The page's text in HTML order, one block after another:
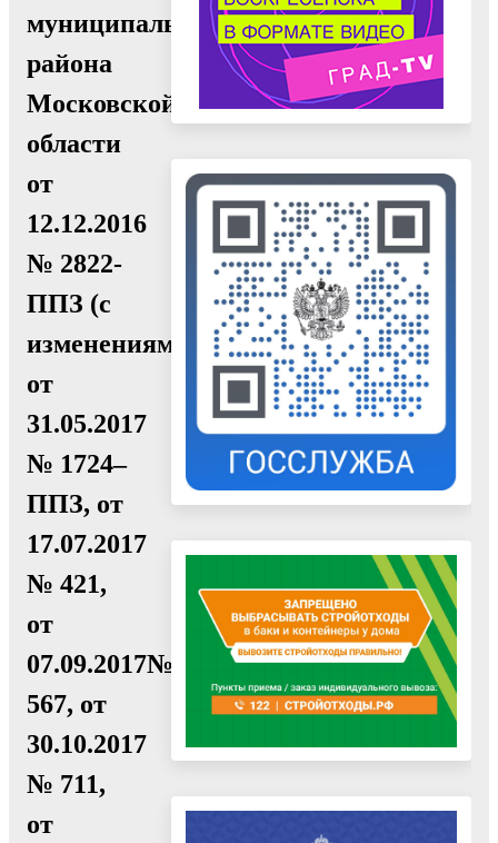
муниципального
района
Московской
области
от
12.12.2016
№ 2822-
ППЗ (с
изменениями
от
31.05.2017
№ 1724–
ППЗ, от
17.07.2017
№ 421,
от
07.09.2017№
567, от
30.10.2017
№ 711,
от